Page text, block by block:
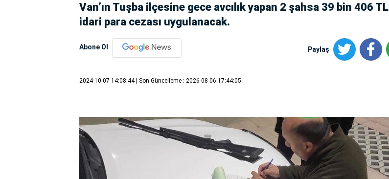
Van’ın Tuşba ilçesine gece avcılık yapan 2 şahsa 39 bin 406 TL
idari para cezası uygulanacak.
Abone Ol Paylaş
2024-10-07 14:08:44 | Son Güncelleme : 2026-08-06 17:44:05